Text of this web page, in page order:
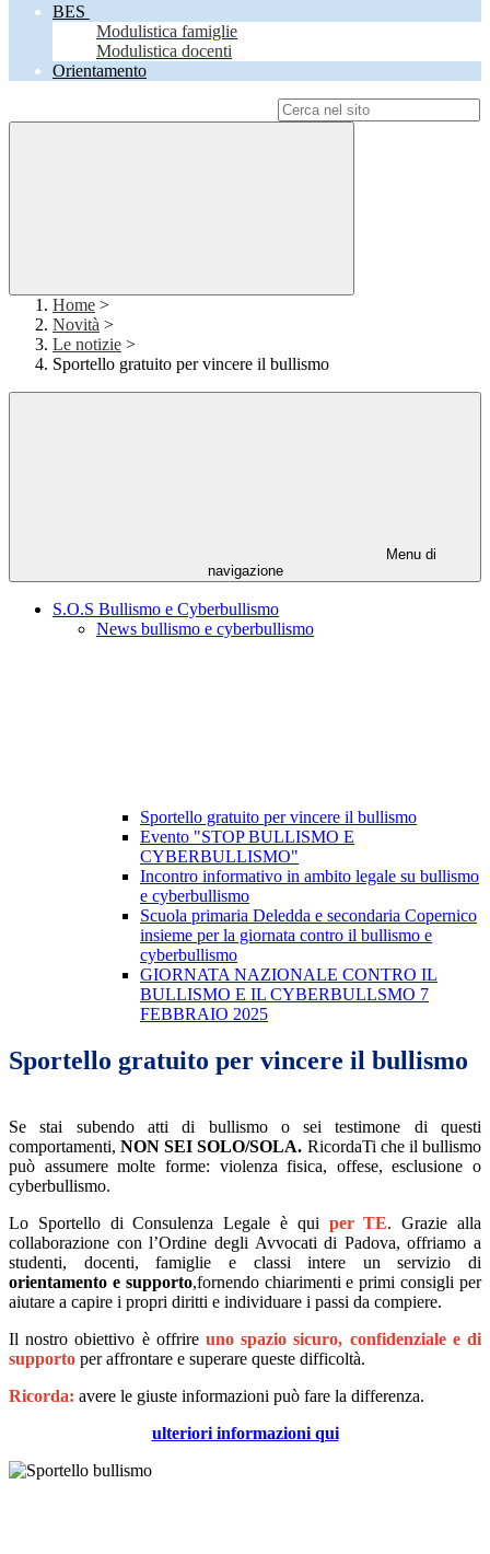
BES
Modulistica famiglie
Modulistica docenti
Orientamento
Home >
Novità >
Le notizie >
Sportello gratuito per vincere il bullismo
Menu di
navigazione
S.O.S Bullismo e Cyberbullismo
News bullismo e cyberbullismo
Sportello gratuito per vincere il bullismo
Evento "STOP BULLISMO E
CYBERBULLISMO"
Incontro informativo in ambito legale su bullismo
e cyberbullismo
Scuola primaria Deledda e secondaria Copernico
insieme per la giornata contro il bullismo e
cyberbullismo
GIORNATA NAZIONALE CONTRO IL
BULLISMO E IL CYBERBULLSMO 7
FEBBRAIO 2025
Sportello gratuito per vincere il bullismo
Se stai subendo atti di bullismo o sei testimone di questi
comportamenti,NON SEI SOLO/SOLA. RicordaTi che il bullismo
può assumere molte forme: violenza fisica, offese, esclusione o
cyberbullismo.
Lo Sportello di Consulenza Legale è qui per TE. Grazie alla
collaborazione con l’Ordine degli Avvocati di Padova, offriamo a
studenti, docenti, famiglie e classi intere un servizio di
orientamento e supporto,fornendo chiarimenti e primi consigli per
aiutare a capire i propri diritti e individuare i passi da compiere.
Il nostro obiettivo è offrire uno spazio sicuro, confidenziale e di
supporto per affrontare e superare queste difficoltà.
Ricorda: avere le giuste informazioni può fare la differenza.
ulteriori informazioni qui